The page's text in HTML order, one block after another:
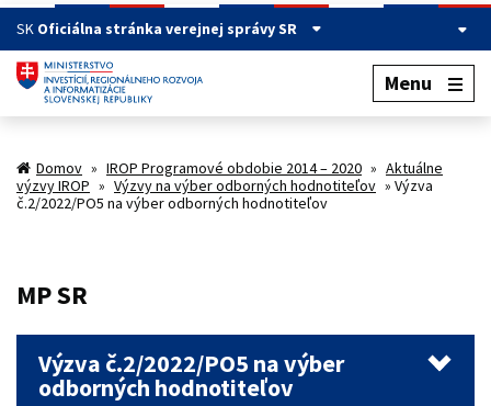
SK Oficiálna stránka verejnej správy SR
Menu
Domov » IROP Programové obdobie 2014 – 2020 » Aktuálne
výzvy IROP » Výzvy na výber odborných hodnotiteľov » Výzva
č.2/2022/PO5 na výber odborných hodnotiteľov
MP SR
Výzva č.2/2022/PO5 na výber
odborných hodnotiteľov